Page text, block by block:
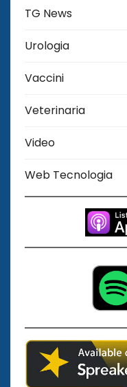
TG News
Urologia
Vaccini
Veterinaria
Video
Web Tecnologia